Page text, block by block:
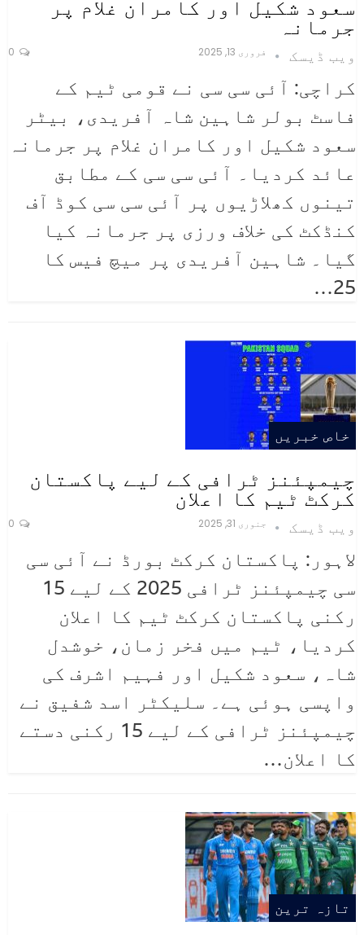
سعود شکیل اور کامران غلام پر
جرمانہ
ویب ڈیسک فروری 13, 2025
کراچی: آئی سی سی نے قومی ٹیم کے
فاسٹ بولر شاہین شاہ آفریدی، بیٹر
سعود شکیل اور کامران غلام پر جرمانہ
عائد کردیا۔ آئی سی سی کے مطابق
تینوں کھلاڑیوں پر آئی سی سی کوڈ آف
کنڈکٹ کی خلاف ورزی پر جرمانہ کیا
گیا۔ شاہین آفریدی پر میچ فیس کا
25…
خاص خبریں
چیمپئنز ٹرافی کے لیے پاکستان
کرکٹ ٹیم کا اعلان
ویب ڈیسک جنوری 31, 2025
لاہور: پاکستان کرکٹ بورڈ نے آئی سی
سی چیمپئنز ٹرافی 2025 کے لیے 15
رکنی پاکستان کرکٹ ٹیم کا اعلان
کردیا، ٹیم میں فخر زمان، خوشدل
شاہ، سعود شکیل اور فہیم اشرف کی
واپسی ہوئی ہے۔ سلیکٹر اسد شفیق نے
چیمپئنز ٹرافی کے لیے 15 رکنی دستے
کا اعلان…
تازہ ترین